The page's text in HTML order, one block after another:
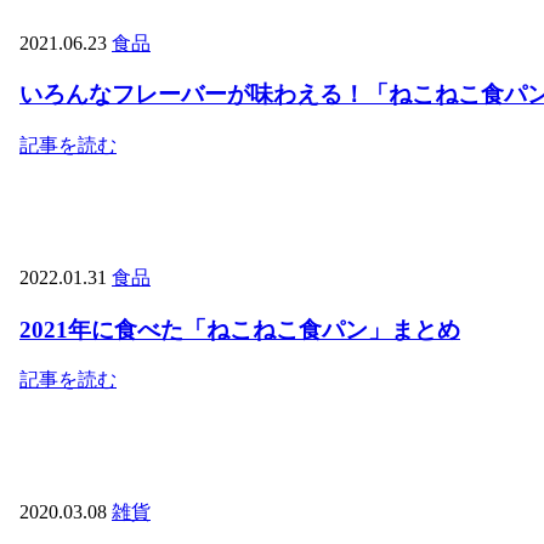
2021.06.23 食品
いろんなフレーバーが味わえる！「ねこねこ食パ
記事を読む
2022.01.31 食品
2021年に食べた「ねこねこ食パン」まとめ
記事を読む
2020.03.08 雑貨